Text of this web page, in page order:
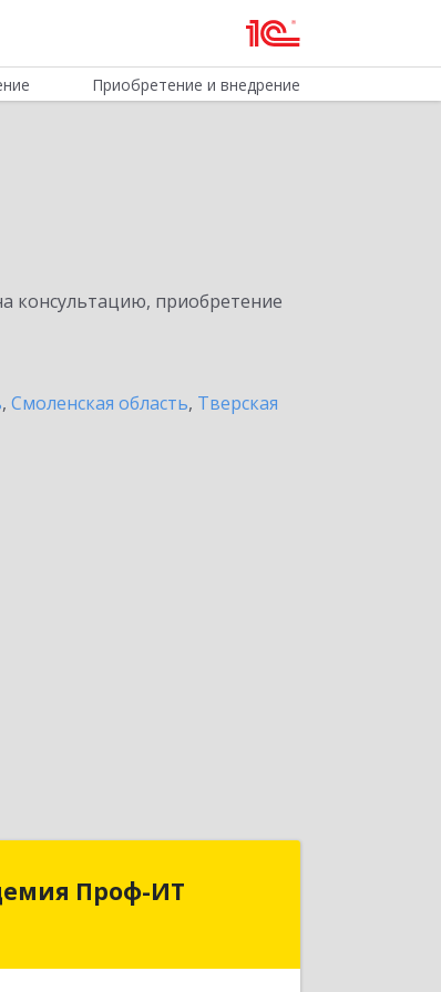
Приобретение и внедрение
консультацию, приобретение
, Смоленская область, Тверская
Проф-ИТ
Академия Проф-ИТ